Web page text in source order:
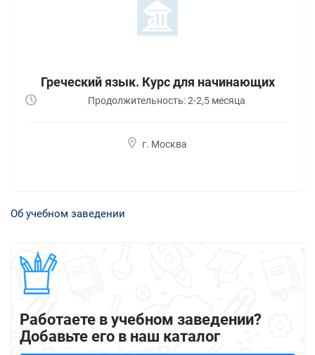
Греческий язык. Курс для начинающих
Продолжительность: 2-2,5 месяца
г. Москва
Об учебном заведении
Работаете в учебном заведении?
Добавьте его в наш каталог